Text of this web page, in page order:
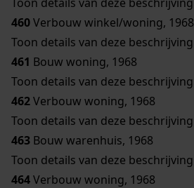
460Verbouw winkel/woning, 1968
Toon details van deze beschrijving
461 Bouw woning, 1968
Toon details van deze beschrijving
462Verbouw woning, 1968
Toon details van deze beschrijving
463 Bouw warenhuis, 1968
Toon details van deze beschrijving
464Verbouw woning, 1968